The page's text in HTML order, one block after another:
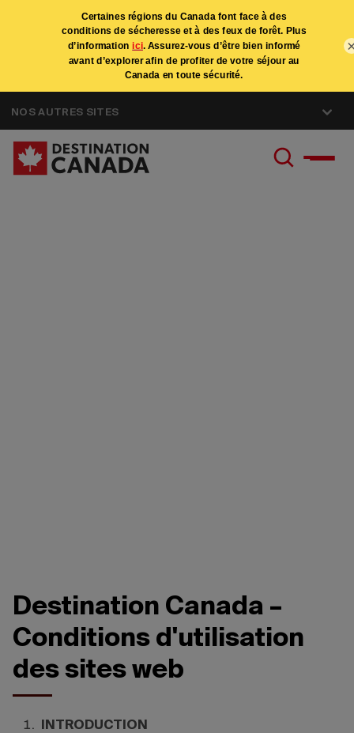
NOS AUTRES SITES
Destination Canada –
Conditions d'utilisation
des sites web
INTRODUCTION